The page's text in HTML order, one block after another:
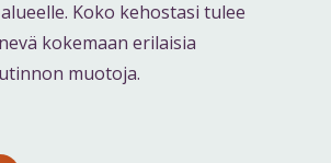
Koko kehostasi tulee
kokemaan erilaisia
muotoja.